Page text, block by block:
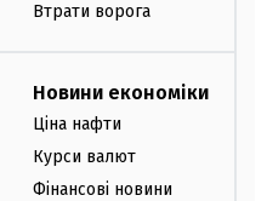
Втрати ворога
Новини економіки
Ціна нафти
Курси валют
Фінансові новини